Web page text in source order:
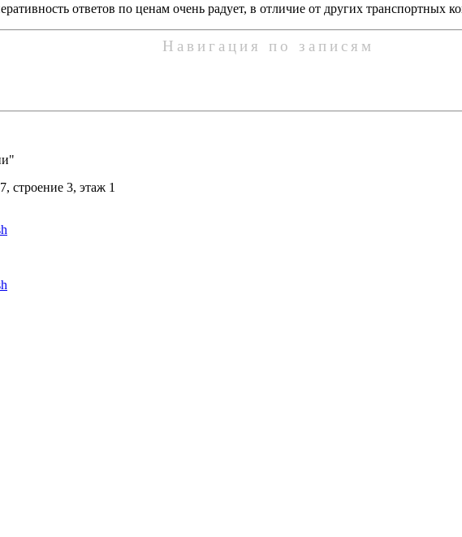
ответов по ценам очень радует, в отличие от других транспортных
Навигация по записям
строение 3, этаж 1